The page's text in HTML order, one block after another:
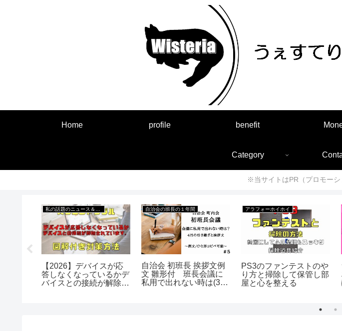
Home profile benefit
Category
※当サイトはPR（プロモー
【2026】デバイスが応
答しなくなっているかデ
バイスとの接続が解除さ
自治会の班長の１年間
自治会 初班長 挨拶文例
文 雛形付 班長会議に
私用で出れない時は(3)
アラフォーホイホイ
PS3のファンテストのや
り方と掃除して保管し部
屋と心を整える